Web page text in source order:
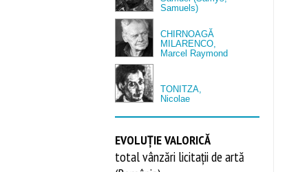
Samuels)
CHIRNOAGĂ
MILARENCO,
Marcel Raymond
TONITZA,
Nicolae
EVOLUȚIE VALORICĂ
total vânzări licitații de artă